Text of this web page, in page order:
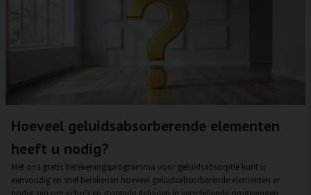
Hoeveel geluidsabsorberende elementen
heeft u nodig?
Met ons gratis berekeningsprogramma voor geluidsabsorptie kunt u
eenvoudig en snel berekenen hoeveel geluidsabsorberende elementen er